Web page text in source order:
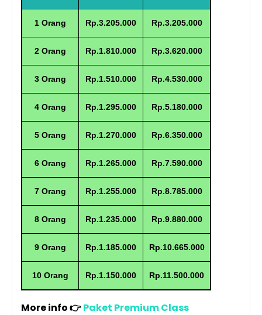
1 Orang Rp.3.205.000 Rp.3.205.000
2 Orang Rp.1.810.000 Rp.3.620.000
3 Orang Rp.1.510.000 Rp.4.530.000
4 Orang Rp.1.295.000 Rp.5.180.000
5 Orang Rp.1.270.000 Rp.6.350.000
6 Orang Rp.1.265.000 Rp.7.590.000
7 Orang Rp.1.255.000 Rp.8.785.000
8 Orang Rp.1.235.000 Rp.9.880.000
9 Orang Rp.1.185.000 Rp.10.665.000
10 Orang Rp.1.150.000 Rp.11.500.000
More info 👉Paket Premium Class